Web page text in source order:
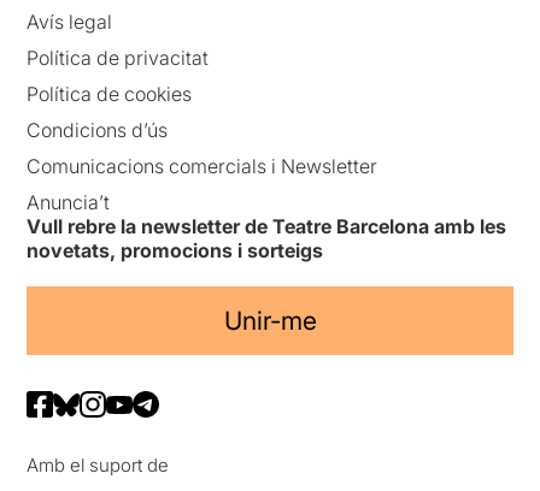
Avís legal
Política de privacitat
Política de cookies
Condicions d’ús
Comunicacions comercials i Newsletter
Anuncia’t
Vull rebre la newsletter de Teatre Barcelona amb les
novetats, promocions i sorteigs
Unir-me
Amb el suport de